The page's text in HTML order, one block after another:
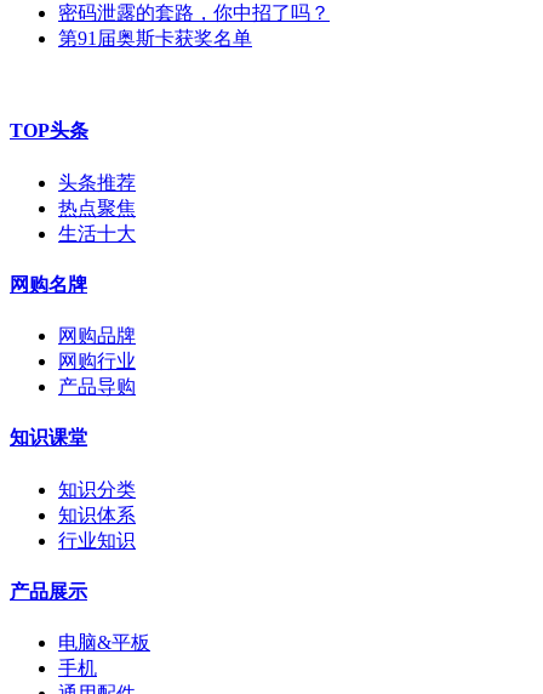
密码泄露的套路，你中招了吗？
第91届奥斯卡获奖名单
TOP头条
头条推荐
热点聚焦
生活十大
网购名牌
网购品牌
网购行业
产品导购
知识课堂
知识分类
知识体系
行业知识
产品展示
电脑&平板
手机